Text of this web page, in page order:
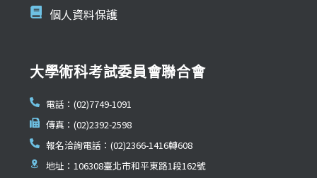
個人資料保護
大學術科考試委員會聯合會
電話：(02)7749-1091
傳真：(02)2392-2598
報名洽詢電話：(02)2366-1416轉608
地址：106308臺北市和平東路1段162號